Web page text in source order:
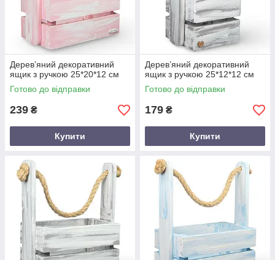
Дерев’яний декоративний
ящик з ручкою 25*20*12 см
Готово до відправки
239 ₴
Купити
Дерев’яний декоративний
ящик з ручкою 25*12*12 см
Готово до відправки
179 ₴
Купити